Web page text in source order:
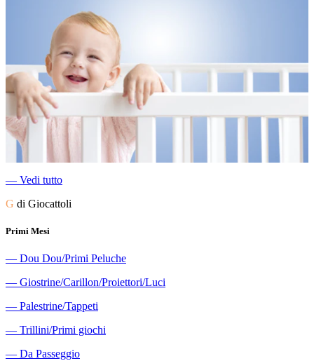
― Vedi tutto
G di Giocattoli
Primi Mesi
― Dou Dou/Primi Peluche
― Giostrine/Carillon/Proiettori/Luci
― Palestrine/Tappeti
― Trillini/Primi giochi
― Da Passeggio